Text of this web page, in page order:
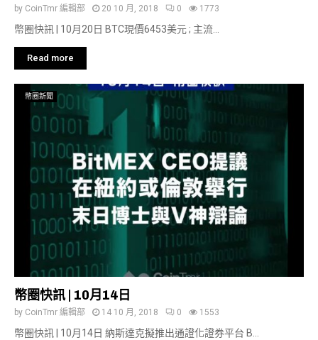
by CoinTmr 編輯部 20 10 月, 2018 0 1773
幣圈快訊 | 10月20日 BTC現價6453美元 ; 主流...
Read more
幣圈新聞
幣圈快訊 | 10月14日
by CoinTmr 編輯部 14 10 月, 2018 0 1553
幣圈快訊 | 10月14日 納斯達克擬推出通證化證券平台 B...